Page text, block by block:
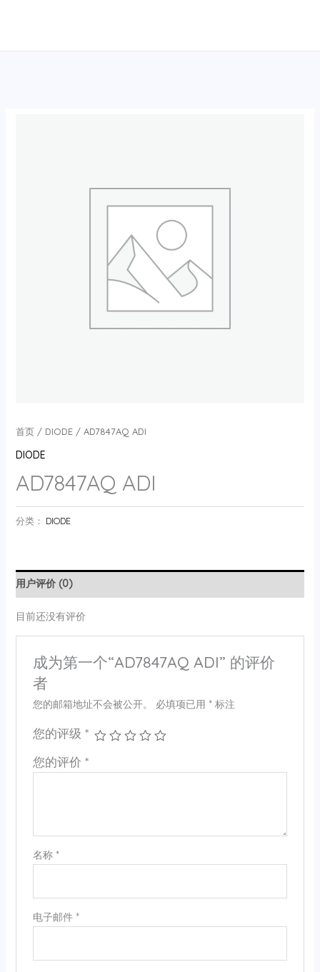
首页/ DIODE/ AD7847AQ ADI
DIODE
AD7847AQ ADI
分类： DIODE
用户评价 (0)
目前还没有评价
成为第一个“AD7847AQ ADI” 的评价
者
您的邮箱地址不会被公开。 必填项已用 *标注
您的评级 *
您的评价 *
名称 *
电子邮件 *